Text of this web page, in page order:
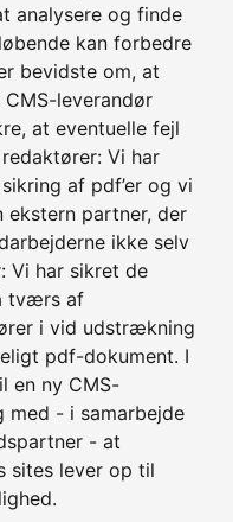
analysere og finde
kan forbedre
bevidste om, at
leverandør
at eventuelle fejl
Vi har
af pdf’er og vi
ekstern partner, der
ikke selv
Vi har sikret de
tværs af
i vid udstrækning
pdf-dokument. I
en ny CMS-
med - i samarbejde
- at
sites lever op til